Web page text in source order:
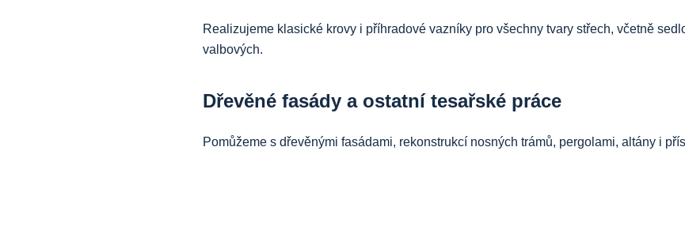
Realizujeme klasické krovy i příhradové vazníky pro všechny tvary střech, včetně
valbových.
Dřevěné fasády a ostatní tesařské práce
Pomůžeme s dřevěnými fasádami, rekonstrukcí nosných trámů, pergolami, altány i